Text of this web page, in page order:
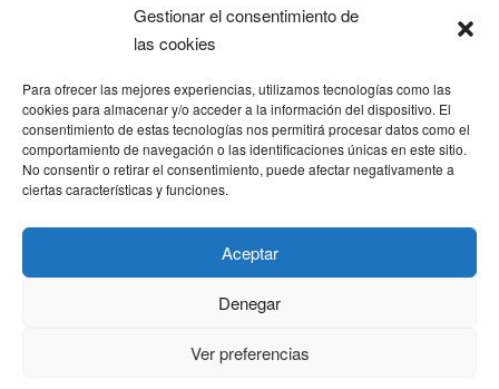
Gestionar el consentimiento de
las cookies
Para ofrecer las mejores experiencias, utilizamos tecnologías como las
cookies para almacenar y/o acceder a la información del dispositivo. El
consentimiento de estas tecnologías nos permitirá procesar datos como el
comportamiento de navegación o las identificaciones únicas en este sitio.
No consentir o retirar el consentimiento, puede afectar negativamente a
ciertas características y funciones.
Aceptar
Denegar
Ver preferencias
datos
Formación Google
iphone
proyecto PS4 python Raspberryraspberrypi
raspbian review Servidor Web Sostenibilidad
tecnológicaTecnología torrent
transmissiontutorial ubuntu server Windows
Theme: Catch Box byCatch Themes